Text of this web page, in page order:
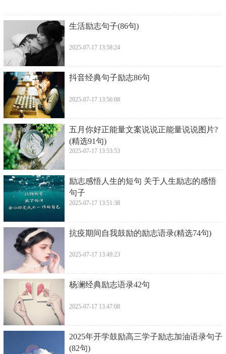
​生活励志句子(86句)
2025-07-17 13:58:24
​抖音经典句子励志86句
2025-07-17 13:56:08
​五月你好正能量文案说说正能量说说图片?
(精选91句)
2025-07-17 13:53:53
​励志感悟人生的短句 关于人生励志的感悟
句子
2025-07-17 13:51:38
​抗疫期间自我鼓励的励志语录(精选74句)
2025-07-17 13:49:23
​杨澜经典励志语录42句
2025-07-17 13:47:08
​2025年开学鼓励高三学子励志加油语录句子
(82句)